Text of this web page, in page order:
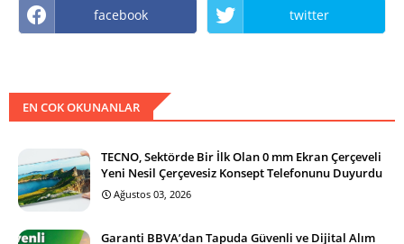
facebook twitter
EN COK OKUNANLAR
TECNO, Sektörde Bir İlk Olan 0 mm Ekran Çerçeveli
Yeni Nesil Çerçevesiz Konsept Telefonunu Duyurdu
Ağustos 03, 2026
Garanti BBVA’dan Tapuda Güvenli ve Dijital Alım